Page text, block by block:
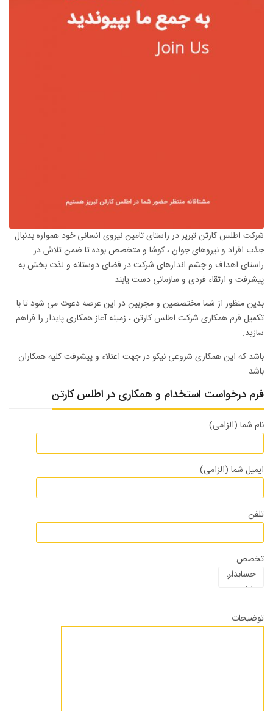
شرکت اطلس کارتن تبریز در راستای تامین نیروی انسانی خود همواره بدنبال
جذب افراد و نیروهای جوان ، کوشا و متخصص بوده تا ضمن تلاش در
راستای اهداف و چشم اندازهای شرکت در فضای دوستانه و لذت بخش به
پیشرفت و ارتقاء فردی و سازمانی دست یابند.
بدین منظور از شما مختصصین و مجربین در این عرصه دعوت می شود تا با
تکمیل فرم همکاری شرکت اطلس کارتن ، زمینه آغاز همکاری پایدار را فراهم
سازید.
باشد که این همکاری شروعی نیکو در جهت اعتلاء و پیشرفت کلیه همکاران
باشد.
فرم درخواست استخدام و همکاری در اطلس کارتن
نام شما (الزامی)
ایمیل شما (الزامی)
تلفن
تخصص
توضیحات